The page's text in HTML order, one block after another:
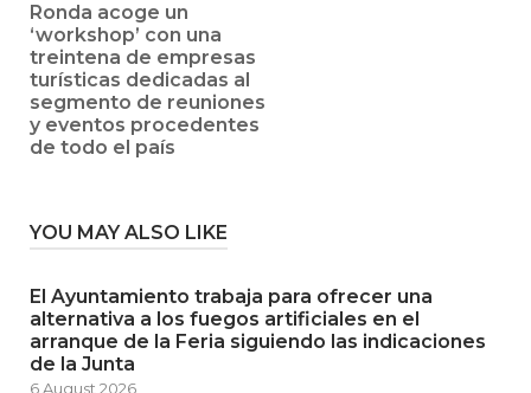
Ronda acoge un
‘workshop’ con una
treintena de empresas
turísticas dedicadas al
segmento de reuniones
y eventos procedentes
de todo el país
YOU MAY ALSO LIKE
El Ayuntamiento trabaja para ofrecer una
alternativa a los fuegos artificiales en el
arranque de la Feria siguiendo las indicaciones
de la Junta
6 August 2026